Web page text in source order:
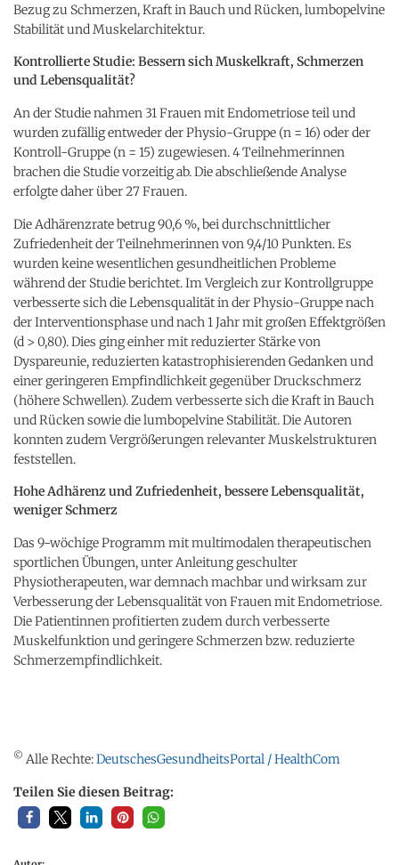
Bezug zu Schmerzen, Kraft in Bauch und Rücken, lumbopelvine
Stabilität und Muskelarchitektur.
Kontrollierte Studie: Bessern sich Muskelkraft, Schmerzen
und Lebensqualität?
An der Studie nahmen 31 Frauen mit Endometriose teil und
wurden zufällig entweder der Physio-Gruppe (n = 16) oder der
Kontroll-Gruppe (n = 15) zugewiesen. 4 Teilnehmerinnen
brachen die Studie vorzeitig ab. Die abschließende Analyse
erfolgte daher über 27 Frauen.
Die Adhärenzrate betrug 90,6 %, bei durchschnittlicher
Zufriedenheit der Teilnehmerinnen von 9,4/10 Punkten. Es
wurden keine wesentlichen gesundheitlichen Probleme
während der Studie berichtet. Im Vergleich zur Kontrollgruppe
verbesserte sich die Lebensqualität in der Physio-Gruppe nach
der Interventionsphase und nach 1 Jahr mit großen Effektgrößen
(d > 0,80). Dies ging einher mit reduzierter Stärke von
Dyspareunie, reduzierten katastrophisierenden Gedanken und
einer geringeren Empfindlichkeit gegenüber Druckschmerz
(höhere Schwellen). Zudem verbesserte sich die Kraft in Bauch
und Rücken sowie die lumbopelvine Stabilität. Die Autoren
konnten zudem Vergrößerungen relevanter Muskelstrukturen
feststellen.
Hohe Adhärenz und Zufriedenheit, bessere Lebensqualität,
weniger Schmerz
Das 9-wöchige Programm mit multimodalen therapeutischen
sportlichen Übungen, unter Anleitung geschulter
Physiotherapeuten, war demnach machbar und wirksam zur
Verbesserung der Lebensqualität von Frauen mit Endometriose.
Die Patientinnen profitierten zudem durch verbesserte
Muskelfunktion und geringere Schmerzen bzw. reduzierte
Schmerzempfindlichkeit.
© Alle Rechte:DeutschesGesundheitsPortal / HealthCom
Teilen Sie diesen Beitrag: